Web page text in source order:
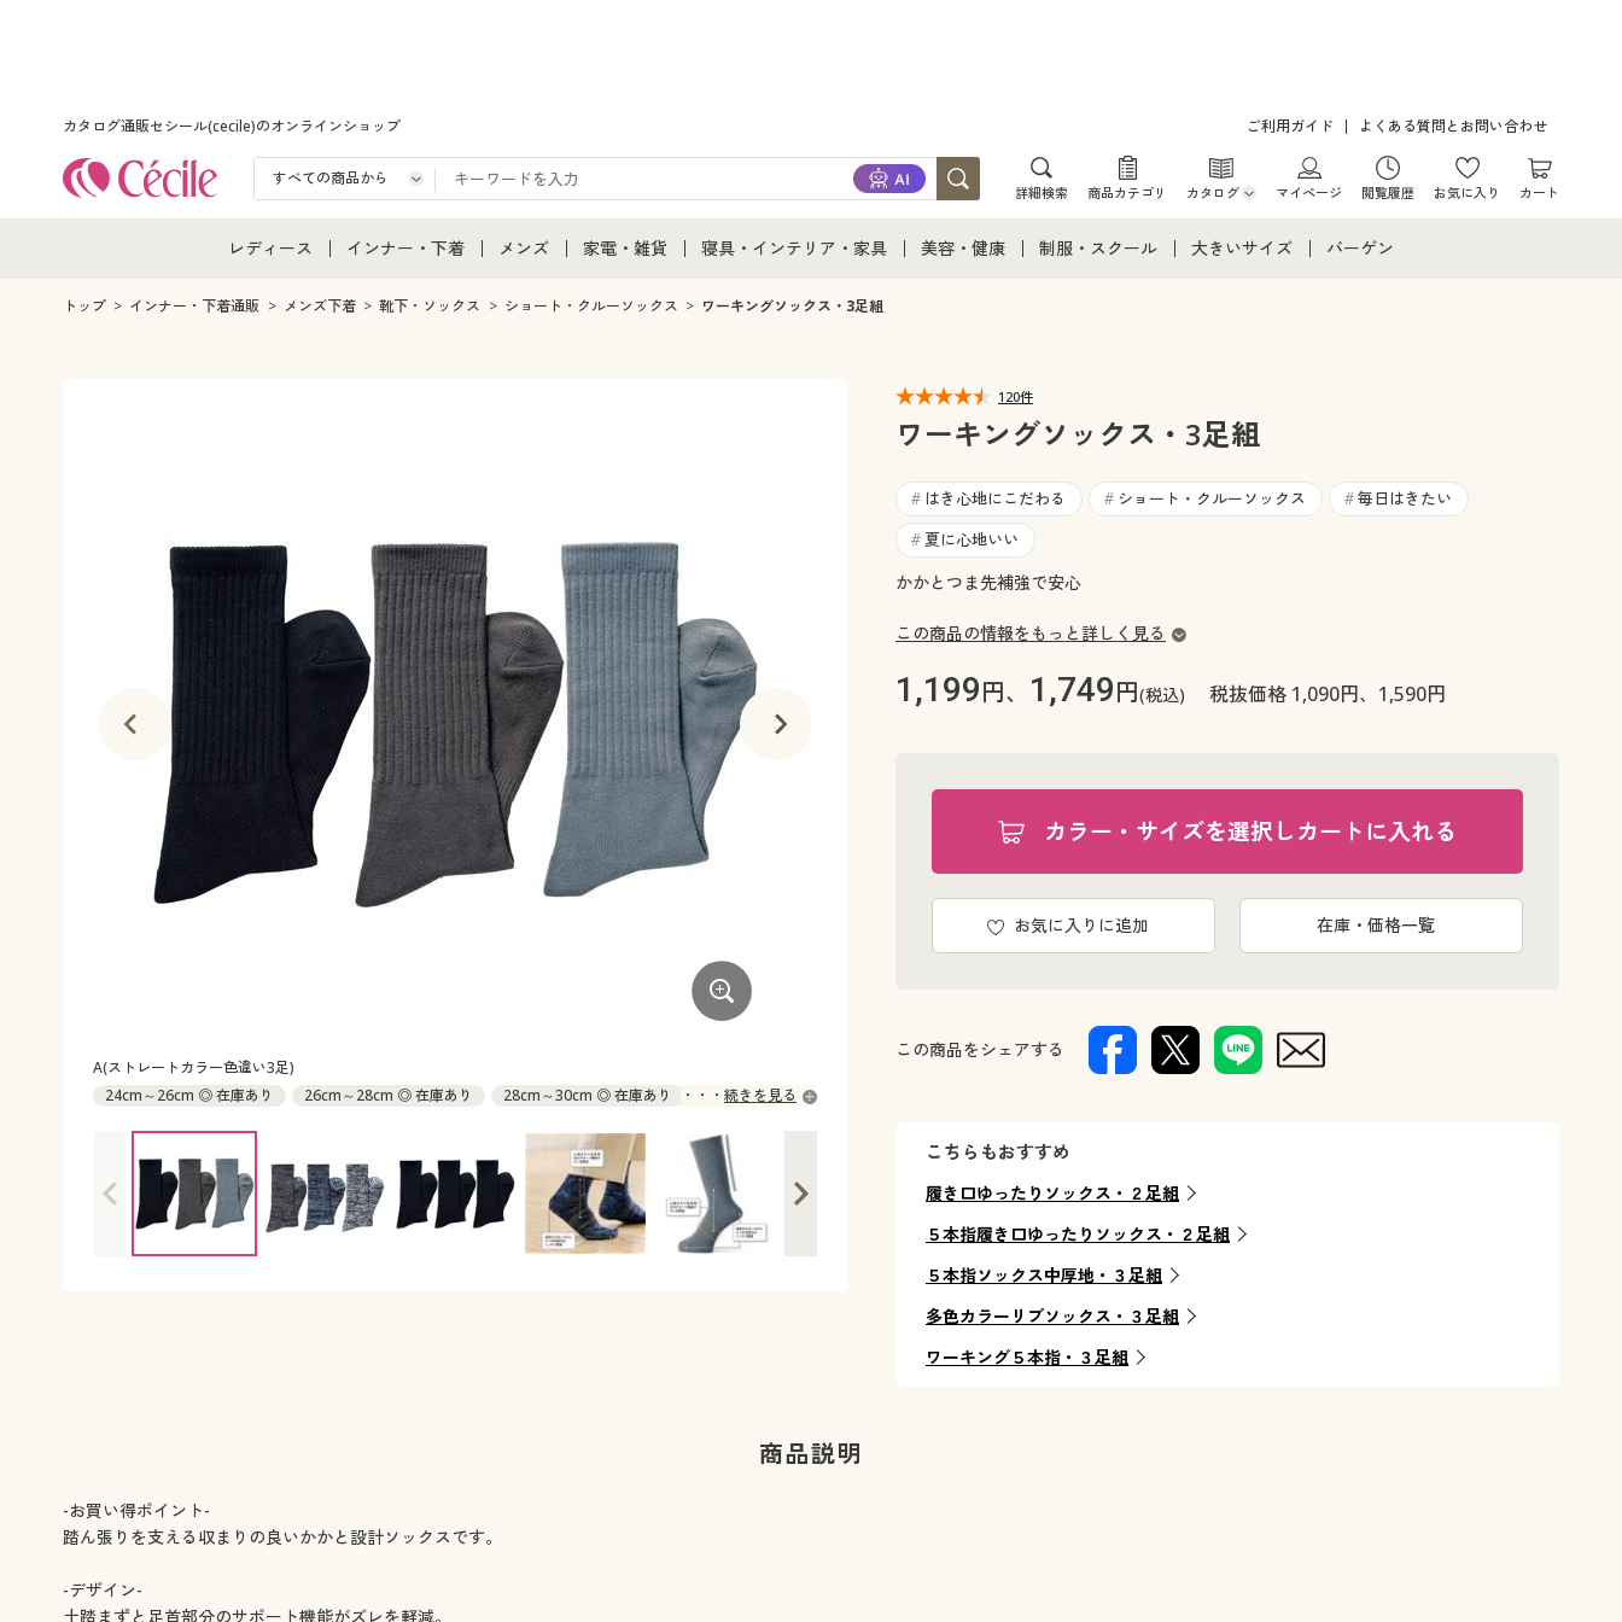
カタログ通販セシール(cecile)のオンラインショップ ご利用ガイド よくある質問とお問い合わせ
詳細検索 商品カテゴリ カタログ
カタログ・チラシからのご注文
マイページ 閲覧履歴 お気に入り カート
レディース
レディース通販すべて
インナー・下着
インナー・下着通販すべて
メンズ
メンズ通販すべて
家電・雑貨
家電・雑貨すべて
寝具・インテリア・家具
寝具・インテリア・家具通販すべて
カーテン・ラグ・ファブリック
美容・健康 制服・スクール
ジュニア・ティーンズ下着
大きいサイズ
大きいサイズ レディース下着
大きいサイズ メンズ
バーゲン
トップ インナー・下着通販 メンズ下着 靴下・ソックス ショート・クルーソックス ワーキングソックス・3足組
A(ストレートカラー色違い3足)
24cm～26cm ◎ 在庫あり
26cm～28cm ◎ 在庫あり 28cm～30cm ◎ 在庫あり 続きを見る
120件
ワーキングソックス・3足組
# はき心地にこだわる # ショート・クルーソックス # 毎日はきたい
# 夏に心地いい
かかとつま先補強で安心
この商品の情報をもっと詳しく見る
1,199円、 1,749円(税込) 税抜価格 1,090円、1,590円
カラー・サイズを選択しカートに入れる
お気に入りに追加 在庫・価格一覧
この商品をシェアする
こちらもおすすめ
履き口ゆったりソックス・２足組
５本指履き口ゆったりソックス・２足組
５本指ソックス中厚地・３足組
多色カラーリブソックス・３足組
ワーキング５本指・３足組
商品説明
-お買い得ポイント-
踏ん張りを支える収まりの良いかかと設計ソックスです。
-デザイン-
土踏まずと足首部分のサポート機能がズレを軽減。